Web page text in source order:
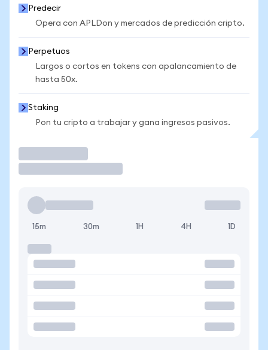
Predecir
Opera con APLDon y mercados de predicción cripto.
Perpetuos
Largos o cortos en tokens con apalancamiento de
hasta 50x.
Staking
Pon tu cripto a trabajar y gana ingresos pasivos.
15m 30m 1H 4H 1D